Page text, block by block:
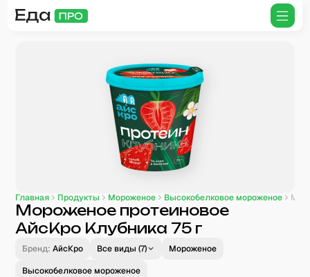
Главная Продукты Мороженое Высокобелковое мороженое
Мороженое протеиновое
АйсКро Клубника 75 г
Бренд: АйсКро Все виды (7)
Мороженое
Высокобелковое мороженое